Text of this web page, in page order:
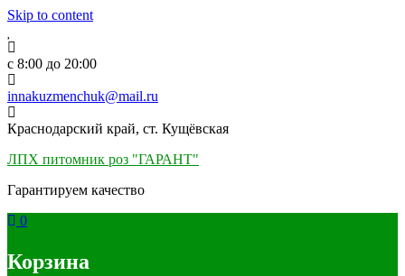
Skip to content
c 8:00 до 20:00
innakuzmenchuk@mail.ru
Краснодарский край, ст. Кущёвская
ЛПХ питомник роз "ГАРАНТ"
Гарантируем качество
0
Корзина